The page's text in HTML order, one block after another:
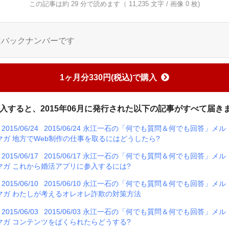
この記事は約 29 分で読めます（ 11,235 文字 / 画像 0 枚)
ックナンバーです
1ヶ月分330円(税込)で購入
すると、2015年06月に発行された以下の記事がすべて届き
2015/06/24
2015/06/24 永江一石の「何でも質問＆何でも回答」メル
ガ 地方でWeb制作の仕事を取るにはどうしたら?
2015/06/17
2015/06/17 永江一石の「何でも質問＆何でも回答」メル
ガ これから婚活アプリに参入するには?
2015/06/10
2015/06/10 永江一石の「何でも質問＆何でも回答」メル
ガ わたしが考えるオレオレ詐欺の対策方法
2015/06/03
2015/06/03 永江一石の「何でも質問＆何でも回答」メル
ガ コンテンツをぱくられたらどうする?